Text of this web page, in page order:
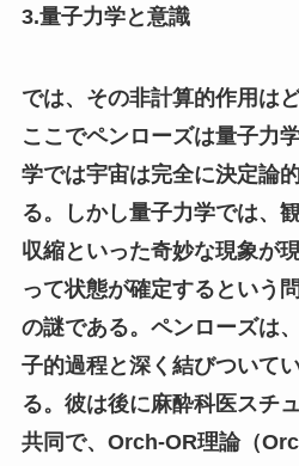
3.量子力学と意識
では、その非計算的作用は
ここでペンローズは量子力
学では宇宙は完全に決定論
る。しかし量子力学では、
収縮といった奇妙な現象が
って状態が確定するという
の謎である。ペンローズは
子的過程と深く結びついて
る。彼は後に麻酔科医スチ
共同で、Orch-OR理論（